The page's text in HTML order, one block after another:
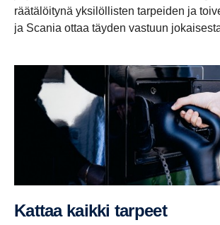
räätälöitynä yksilöllisten tarpeiden ja
ja Scania ottaa täyden vastuun
Kattaa kaikki tarpeet